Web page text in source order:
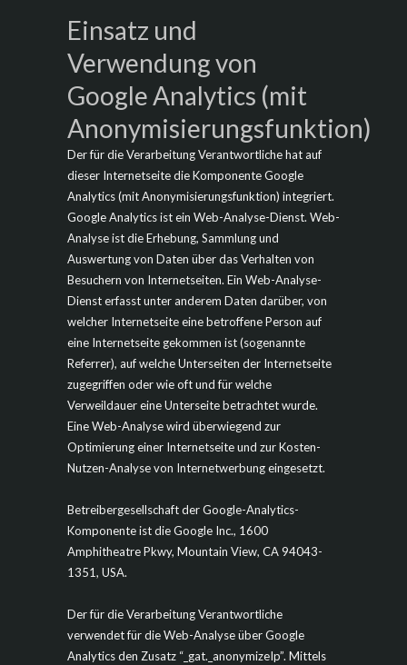
Einsatz und
Verwendung von
Google Analytics (mit
Anonymisierungsfunktion)
Der für die Verarbeitung Verantwortliche hat auf
dieser Internetseite die Komponente Google
Analytics (mit Anonymisierungsfunktion) integriert.
Google Analytics ist ein Web-Analyse-Dienst. Web-
Analyse ist die Erhebung, Sammlung und
Auswertung von Daten über das Verhalten von
Besuchern von Internetseiten. Ein Web-Analyse-
Dienst erfasst unter anderem Daten darüber, von
welcher Internetseite eine betroffene Person auf
eine Internetseite gekommen ist (sogenannte
Referrer), auf welche Unterseiten der Internetseite
zugegriffen oder wie oft und für welche
Verweildauer eine Unterseite betrachtet wurde.
Eine Web-Analyse wird überwiegend zur
Optimierung einer Internetseite und zur Kosten-
Nutzen-Analyse von Internetwerbung eingesetzt.
Betreibergesellschaft der Google-Analytics-
Komponente ist die Google Inc., 1600
Amphitheatre Pkwy, Mountain View, CA 94043-
1351, USA.
Der für die Verarbeitung Verantwortliche
verwendet für die Web-Analyse über Google
Analytics den Zusatz “_gat._anonymizeIp”. Mittels